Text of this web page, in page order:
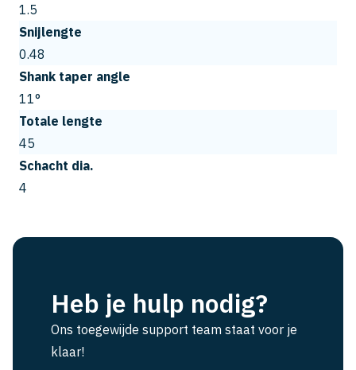
1.5
Snijlengte
0.48
Shank taper angle
11°
Totale lengte
45
Schacht dia.
4
Heb je hulp nodig?
Ons toegewijde support team staat voor je
klaar!